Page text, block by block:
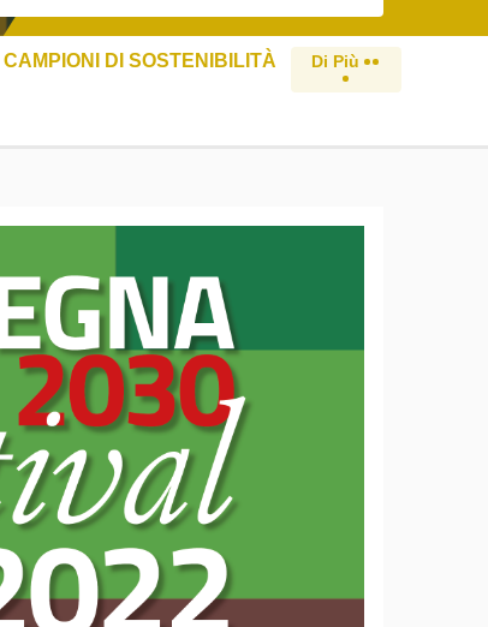
CAMPIONI DI SOSTENIBILITÀ Di Più